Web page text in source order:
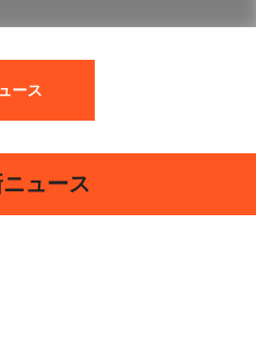
ース
ュース